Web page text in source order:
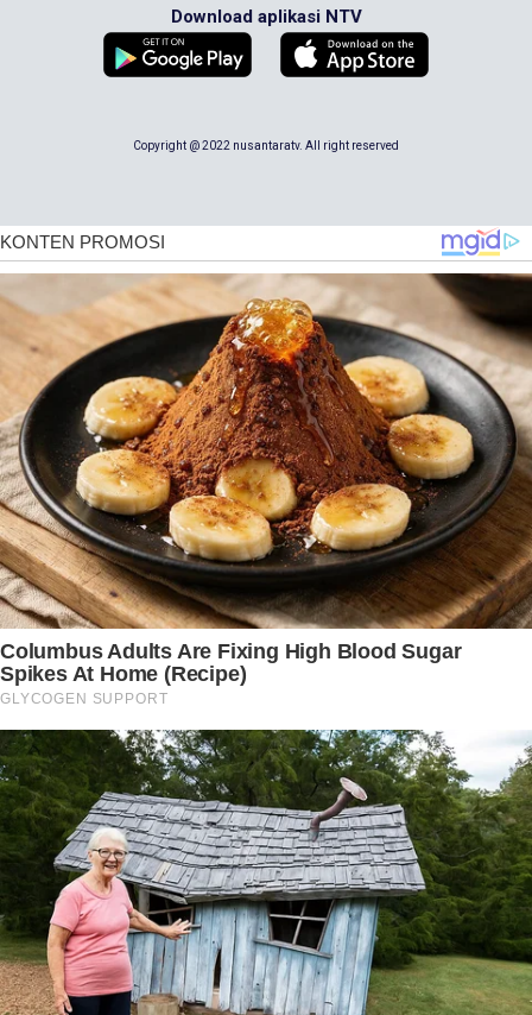
Download aplikasi NTV
Copyright @ 2022 nusantaratv. All right reserved